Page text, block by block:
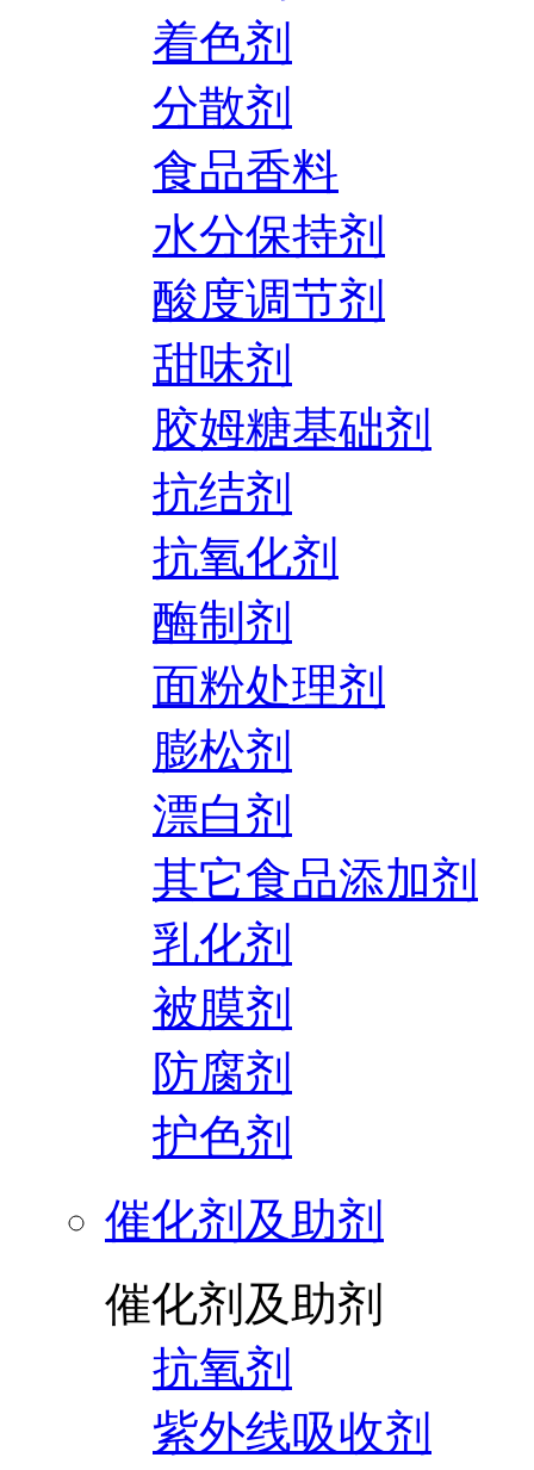
着色剂
分散剂
食品香料
水分保持剂
酸度调节剂
甜味剂
胶姆糖基础剂
抗结剂
抗氧化剂
酶制剂
面粉处理剂
膨松剂
漂白剂
其它食品添加剂
乳化剂
被膜剂
防腐剂
护色剂
催化剂及助剂
催化剂及助剂
抗氧剂
紫外线吸收剂